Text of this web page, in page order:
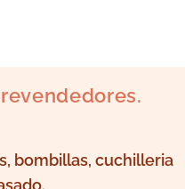
bombillas, cuchilleria